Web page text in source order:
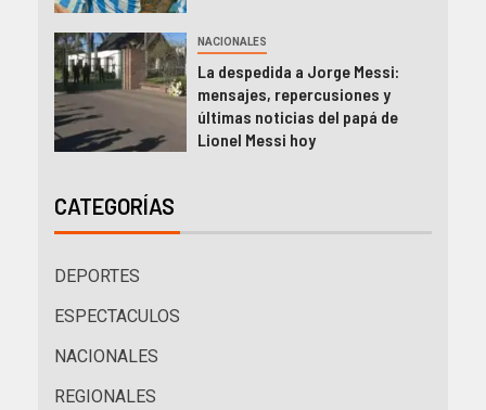
NACIONALES
La despedida a Jorge Messi:
mensajes, repercusiones y
últimas noticias del papá de
Lionel Messi hoy
CATEGORÍAS
DEPORTES
ESPECTACULOS
NACIONALES
REGIONALES